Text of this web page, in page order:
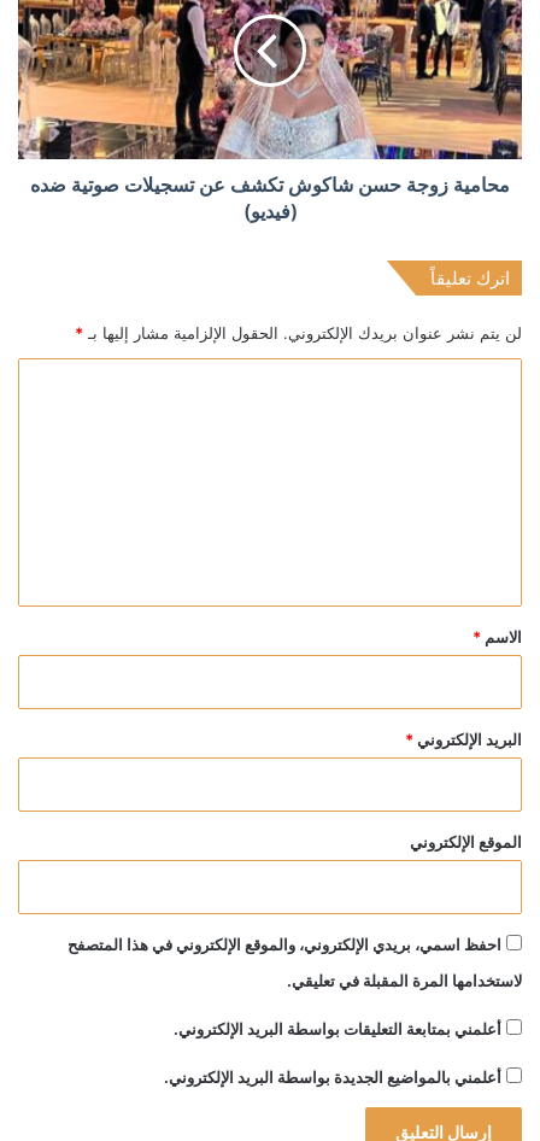
محامية زوجة حسن شاكوش تكشف عن تسجيلات صوتية ضده
(فيديو)
اترك تعليقاً
لن يتم نشر عنوان بريدك الإلكتروني. الحقول الإلزامية مشار إليها بـ *
*
الاسم *
البريد الإلكتروني *
الموقع الإلكتروني
احفظ اسمي، بريدي الإلكتروني، والموقع الإلكتروني في هذا المتصفح
لاستخدامها المرة المقبلة في تعليقي.
أعلمني بمتابعة التعليقات بواسطة البريد الإلكتروني.
أعلمني بالمواضيع الجديدة بواسطة البريد الإلكتروني.